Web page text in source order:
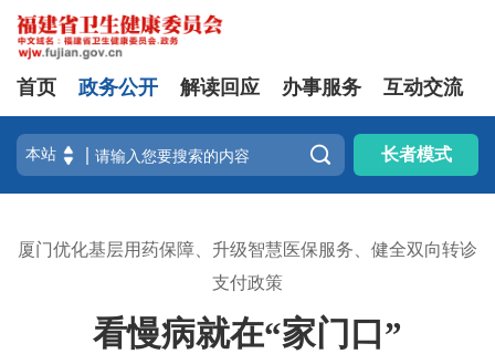
首页 政务公开 解读回应 办事服务 互动交流
 长者模式
厦门优化基层用药保障、升级智慧医保服务、健全双向转诊
支付政策
看慢病就在“家门口”